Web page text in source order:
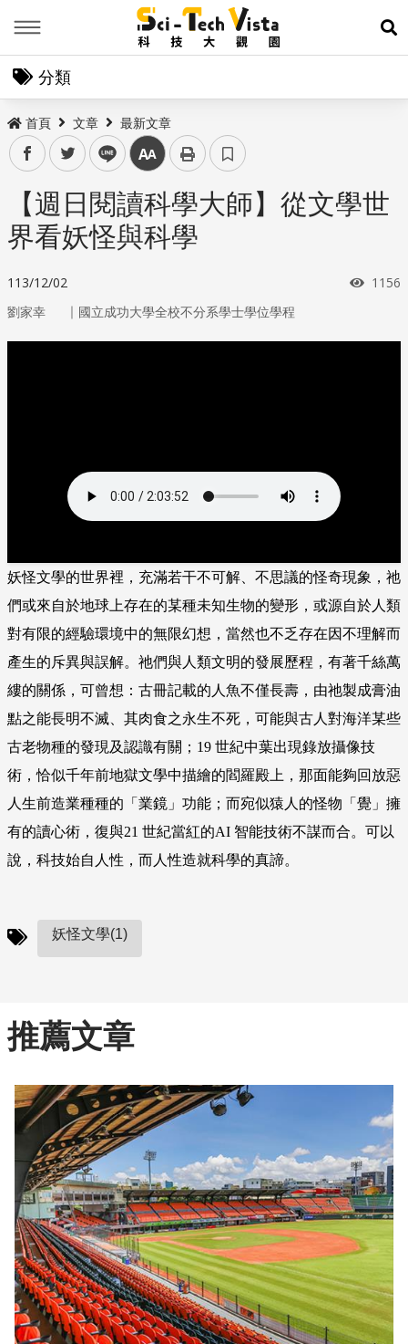
展
分類
首頁 文章 最新文章
facebooktwitter line 中
【週日閱讀科學大師】從文學世
界看妖怪與科學
113/12/02 瀏覽
1156
劉家幸 ｜ 國立成功大學全校不分系學士學位學程
妖怪文學的世界裡，充滿若干不可解、不思議的怪奇現象，祂
們或來自於地球上存在的某種未知生物的變形，或源自於人類
對有限的經驗環境中的無限幻想，當然也不乏存在因不理解而
產生的斥異與誤解。祂們與人類文明的發展歷程，有著千絲萬
縷的關係，可曾想：古冊記載的人魚不僅長壽，由祂製成膏油
點之能長明不滅、其肉食之永生不死，可能與古人對海洋某些
古老物種的發現及認識有關；19 世紀中葉出現錄放攝像技
術，恰似千年前地獄文學中描繪的閻羅殿上，那面能夠回放惡
人生前造業種種的「業鏡」功能；而宛似猿人的怪物「覺」擁
有的讀心術，復與21 世紀當紅的AI 智能技術不謀而合。可以
說，科技始自人性，而人性造就科學的真諦。
妖怪文學(1)
推薦文章